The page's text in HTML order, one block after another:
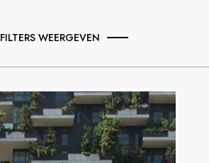
FILTERS WEERGEVEN